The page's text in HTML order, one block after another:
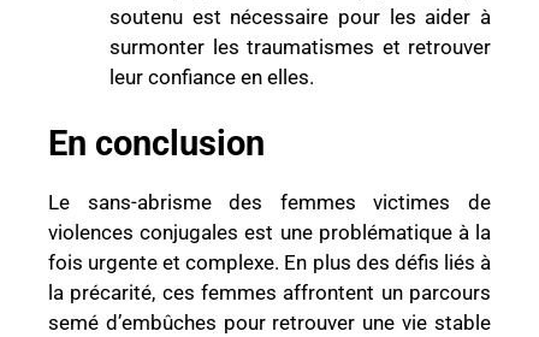
soutenu est nécessaire pour les aider à
surmonter les traumatismes et retrouver
leur confiance en elles.
En conclusion
Le sans-abrisme des femmes victimes de
violences conjugales est une problématique à la
fois urgente et complexe. En plus des défis liés à
la précarité, ces femmes affrontent un parcours
semé d’embûches pour retrouver une vie stable